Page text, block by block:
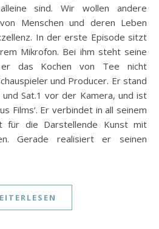
sind. Wir wollen andere
Menschen und deren Leben
In der erste Episode sitzt
Mikrofon. Bei ihm steht seine
das Kochen von Tee nicht
und Producer. Er stand
und Sat.1 vor der Kamera, und ist
Films‘. Er verbindet in all seinem
für die Darstellende Kunst mit
Gerade realisiert er seinen